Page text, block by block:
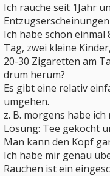
Ich rauche seit 1Jahr
Ich habe schon
Tag, zwei kleine
20-30 Zigaretten am
drum herum?
Es gibt eine relativ
umgehen.
z. B. morgens habe
Lösung: Tee gekocht
Man kann den Kopf
Ich habe mir genau
Rauchen ist ein